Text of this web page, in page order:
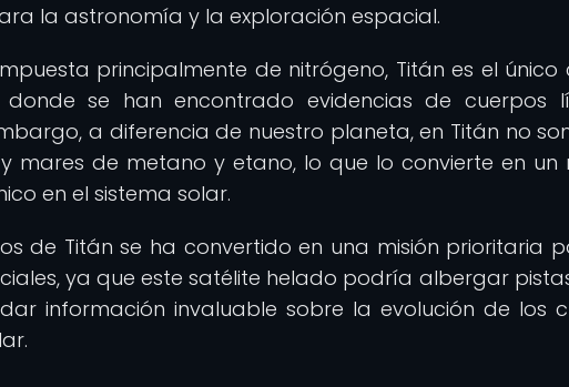
la astronomía y la exploración espacial.
principalmente de nitrógeno, Titán es el único
se han encontrado evidencias de cuerpos
a diferencia de nuestro planeta, en Titán no
mares de metano y etano, lo que lo convierte en un
en el sistema solar.
de Titán se ha convertido en una misión prioritaria
ya que este satélite helado podría albergar
información invaluable sobre la evolución de los